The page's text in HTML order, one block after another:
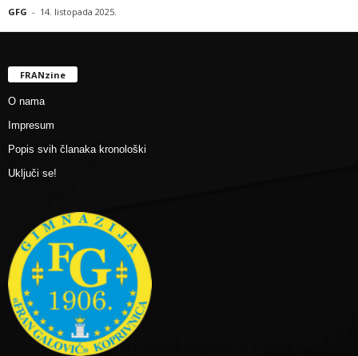
GFG - 14. listopada 2025.
FRANzine
O nama
Impresum
Popis svih članaka kronološki
Uključi se!